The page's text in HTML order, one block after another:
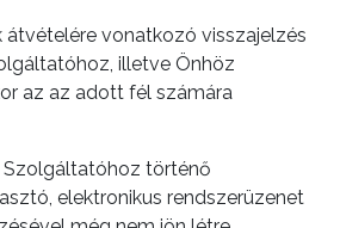
átvételére vonatkozó visszajelzés
illetve Önhöz
az az adott fél számára
Szolgáltatóhoz történő
elektronikus rendszerüzenet